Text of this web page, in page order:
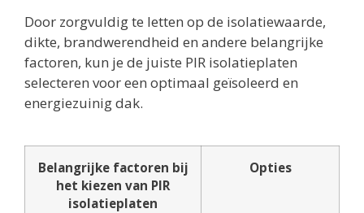
Door zorgvuldig te letten op de isolatiewaarde,
dikte, brandwerendheid en andere belangrijke
factoren, kun je de juiste PIR isolatieplaten
selecteren voor een optimaal geïsoleerd en
energiezuinig dak.
Belangrijke factoren bij
het kiezen van PIR
isolatieplaten
Opties